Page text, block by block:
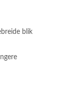
blik